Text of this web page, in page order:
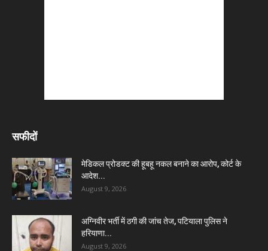
सफीदों
मेडिकल प्रोडक्ट की हूबहू नकल बनाने का आरोप, कोर्ट के
आदेश...
August 9, 2026
अग्निवीर भर्ती में ठगी की जांच तेज, पटियाला पुलिस ने
हरियाणा...
August 9, 2026